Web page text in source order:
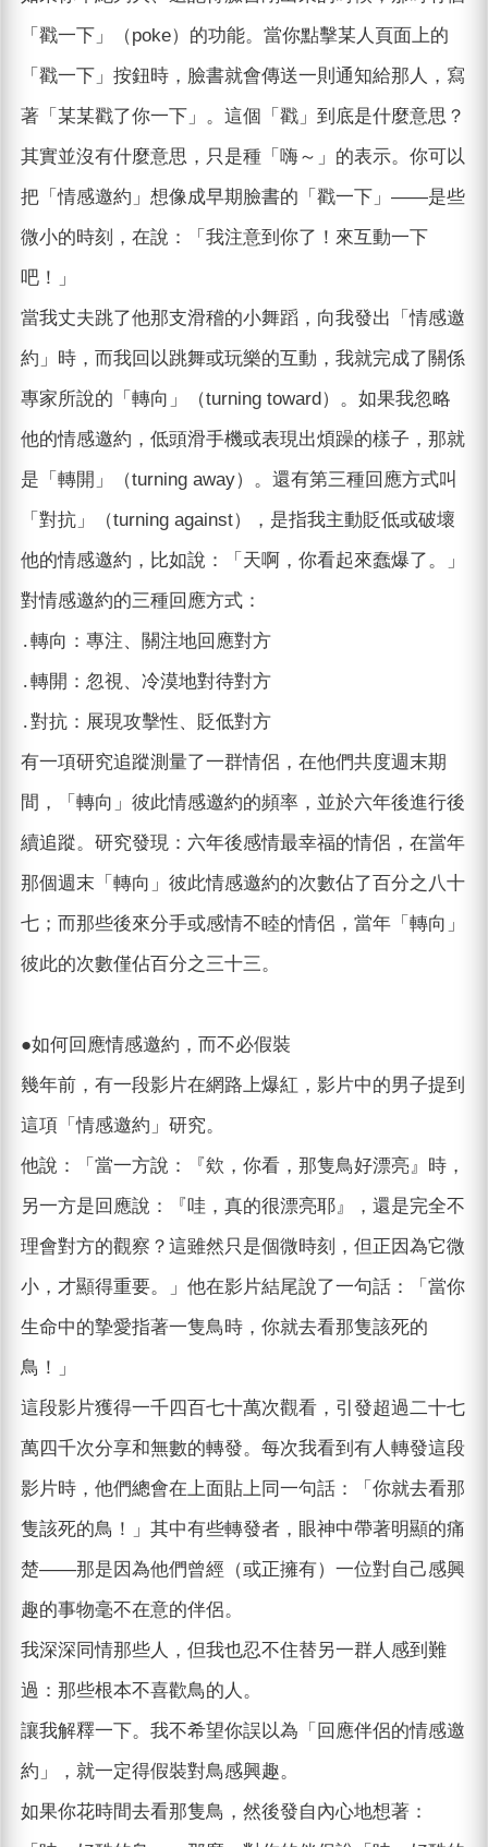
「戳一下」（poke）的功能。當你點擊某人頁面上的
「戳一下」按鈕時，臉書就會傳送一則通知給那人，寫
著「某某戳了你一下」。這個「戳」到底是什麼意思？
其實並沒有什麼意思，只是種「嗨～」的表示。你可以
把「情感邀約」想像成早期臉書的「戳一下」——是些
微小的時刻，在說：「我注意到你了！來互動一下
吧！」
當我丈夫跳了他那支滑稽的小舞蹈，向我發出「情感邀
約」時，而我回以跳舞或玩樂的互動，我就完成了關係
專家所說的「轉向」（turning toward）。如果我忽略
他的情感邀約，低頭滑手機或表現出煩躁的樣子，那就
是「轉開」（turning away）。還有第三種回應方式叫
「對抗」（turning against），是指我主動貶低或破壞
他的情感邀約，比如說：「天啊，你看起來蠢爆了。」
對情感邀約的三種回應方式：
․轉向：專注、關注地回應對方
․轉開：忽視、冷漠地對待對方
․對抗：展現攻擊性、貶低對方
有一項研究追蹤測量了一群情侶，在他們共度週末期
間，「轉向」彼此情感邀約的頻率，並於六年後進行後
續追蹤。研究發現：六年後感情最幸福的情侶，在當年
那個週末「轉向」彼此情感邀約的次數佔了百分之八十
七；而那些後來分手或感情不睦的情侶，當年「轉向」
彼此的次數僅佔百分之三十三。
●如何回應情感邀約，而不必假裝
幾年前，有一段影片在網路上爆紅，影片中的男子提到
這項「情感邀約」研究。
他說：「當一方說：『欸，你看，那隻鳥好漂亮』時，
另一方是回應說：『哇，真的很漂亮耶』，還是完全不
理會對方的觀察？這雖然只是個微時刻，但正因為它微
小，才顯得重要。」他在影片結尾說了一句話：「當你
生命中的摯愛指著一隻鳥時，你就去看那隻該死的
鳥！」
這段影片獲得一千四百七十萬次觀看，引發超過二十七
萬四千次分享和無數的轉發。每次我看到有人轉發這段
影片時，他們總會在上面貼上同一句話：「你就去看那
隻該死的鳥！」其中有些轉發者，眼神中帶著明顯的痛
楚——那是因為他們曾經（或正擁有）一位對自己感興
趣的事物毫不在意的伴侶。
我深深同情那些人，但我也忍不住替另一群人感到難
過：那些根本不喜歡鳥的人。
讓我解釋一下。我不希望你誤以為「回應伴侶的情感邀
約」，就一定得假裝對鳥感興趣。
如果你花時間去看那隻鳥，然後發自內心地想著：